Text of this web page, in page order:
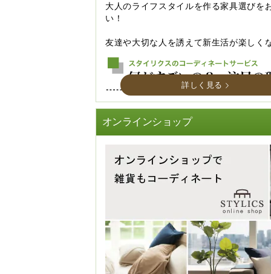
大人のライフスタイルを作る家具選びを
い！
友達や大切な人を誘えて新生活が楽しく
詳しく見る
オンラインショップ